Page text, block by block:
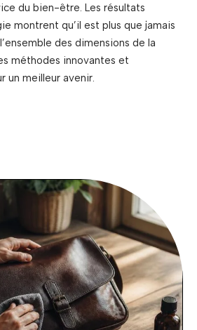
du bien-être. Les résultats
montrent qu’il est plus que jamais
des dimensions de la
méthodes innovantes et
un meilleur avenir.